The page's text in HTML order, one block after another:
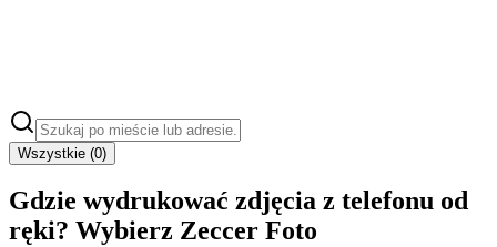
Wszystkie (0)
Gdzie wydrukować zdjęcia z telefonu od
ręki? Wybierz Zeccer Foto